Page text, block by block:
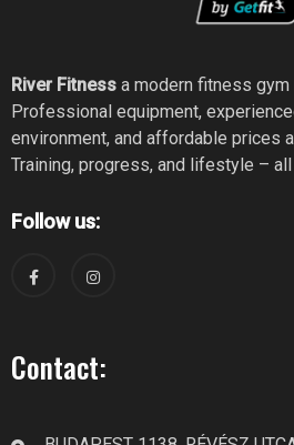
River Fitness a modern fitness gym
Professional equipment,
environment, and affordable prices
Training, progress, and lifestyle –
Follow us:
Contact: